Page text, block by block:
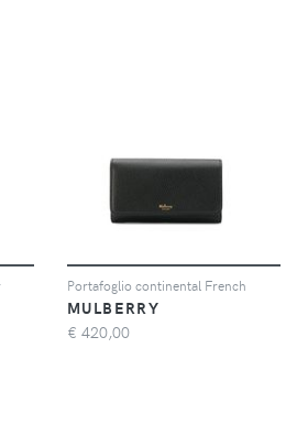
Portafoglio continental French
MULBERRY
€ 420,00